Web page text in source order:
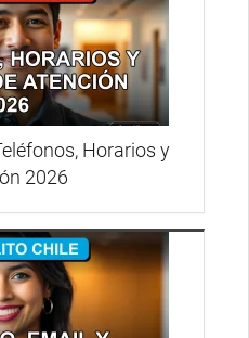
Horarios y
2026